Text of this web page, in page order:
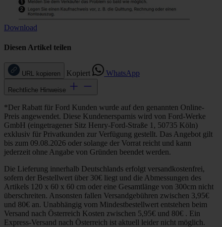
Download
Diesen Artikel teilen
URL kopieren Kopiert WhatsApp
Rechtliche Hinweise
*Der Rabatt für Ford Kunden wurde auf den genannten Online-
Preis angewendet. Diese Kundenersparnis wird von Ford-Werke
GmbH (eingetragener Sitz Henry-Ford-Straße 1, 50735 Köln)
exklusiv für Privatkunden zur Verfügung gestellt. Das Angebot gilt
bis zum 09.08.2026 oder solange der Vorrat reicht und kann
jederzeit ohne Angabe von Gründen beendet werden.
Die Lieferung innerhalb Deutschlands erfolgt versandkostenfrei,
sofern der Bestellwert über 30€ liegt und die Abmessungen des
Artikels 120 x 60 x 60 cm oder eine Gesamtlänge von 300cm nicht
überschreiten. Ansonsten fallen Versandgebühren zwischen 3,95€
und 80€ an. Unabhängig vom Mindestbestellwert entstehen beim
Versand nach Österreich Kosten zwischen 5,95€ und 80€ . Ein
Express-Versand nach Österreich ist aktuell leider nicht möglich.